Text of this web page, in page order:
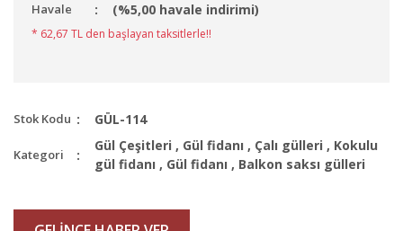
Havale (%5,00 havale indirimi)
* 62,67 TL den başlayan taksitlerle!!
Stok Kodu GÜL-114
Kategori
Gül Çeşitleri , Gül fidanı , Çalı gülleri , Kokulu
gül fidanı , Gül fidanı , Balkon saksı gülleri